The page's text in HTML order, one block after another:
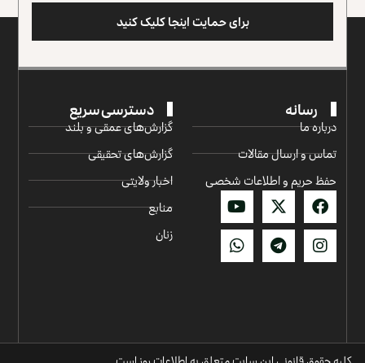
برای حمایت اینجا کلیک کنید
رسانه
درباره ما
تماس و ارسال مقالات
حفظ حریم و اطلاعات شخصی
دسترسی سریع
گزارش‌‌های عمقی و بلند
گزارش‌های تحقیقی
اخبار ولایتی
منابع
زنان